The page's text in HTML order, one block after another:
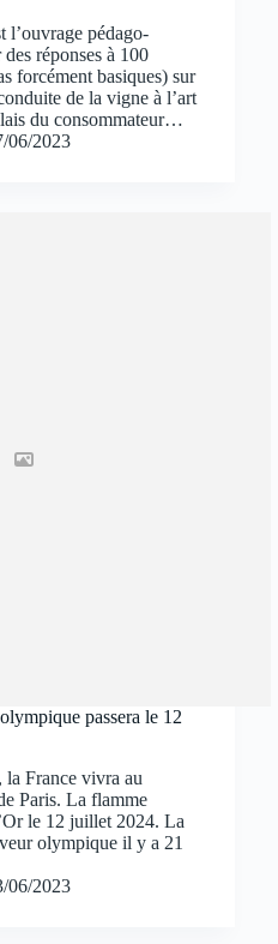
l’ouvrage pédago-
réponses à 100
forcément basiques) sur
de la vigne à l’art
du consommateur…
06/2023
passera le 12
France vivra au
Paris. La flamme
le 12 juillet 2024. La
olympique il y a 21
06/2023